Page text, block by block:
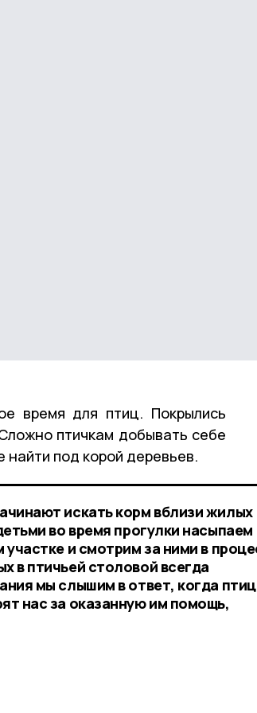
время для птиц. Покрылись
птичкам добывать себе
под корой деревьев.
искать корм вблизи жилых
во время прогулки насыпаем
и смотрим за ними в
в птичьей столовой всегда
мы слышим в ответ, когда
нас за оказанную им помощь,